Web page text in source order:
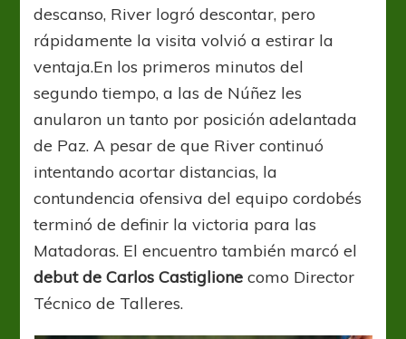
descanso, River logró descontar, pero
rápidamente la visita volvió a estirar la
ventaja.En los primeros minutos del
segundo tiempo, a las de Núñez les
anularon un tanto por posición adelantada
de Paz. A pesar de que River continuó
intentando acortar distancias, la
contundencia ofensiva del equipo cordobés
terminó de definir la victoria para las
Matadoras. El encuentro también marcó el
debut de Carlos Castiglione como Director
Técnico de Talleres.